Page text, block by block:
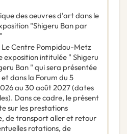
des oeuvres d'art dans le
"Shigeru Ban par
Le Centre Pompidou-Metz
exposition intitulée " Shigeru
Ban " qui sera présentée
dans la Forum du 5
au 30 août 2027 (dates
Dans ce cadre, le présent
sur les prestations
de transport aller et retour
rotations, de